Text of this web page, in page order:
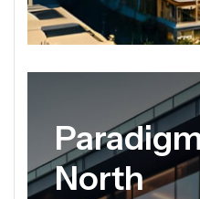
North